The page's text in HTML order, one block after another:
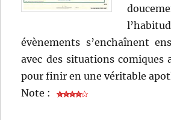
évènements s’enchaînent
avec des situations comiques
pour finir en une véritable
Note :